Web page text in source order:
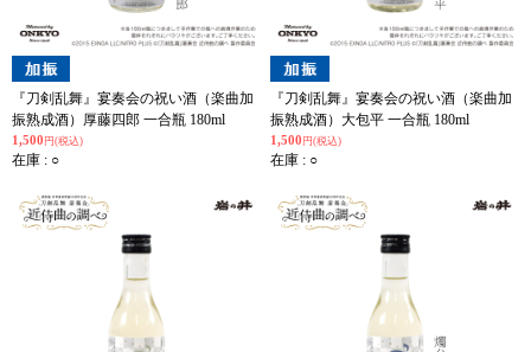
『刀剣乱舞』宴奏会の祝い酒（楽曲加
振熟成酒）厚藤四郎 一合瓶 180ml
1,500 円(税込)
在庫 : ○
『刀剣乱舞』宴奏会の祝い酒（楽曲加
振熟成酒）大包平 一合瓶 180ml
1,500 円(税込)
在庫 : ○